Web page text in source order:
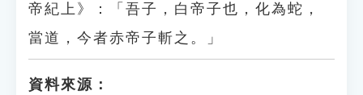
帝紀上》：「吾子，白帝子也，化為蛇，
當道，今者赤帝子斬之。」
資料來源：